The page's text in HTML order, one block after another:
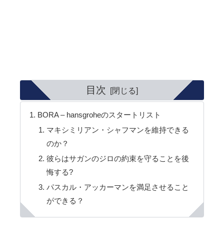
目次
BORA – hansgroheのスタートリスト
マキシミリアン・シャフマンを維持できる
のか？
彼らはサガンのジロの約束を守ることを後
悔する?
パスカル・アッカーマンを満足させること
ができる？